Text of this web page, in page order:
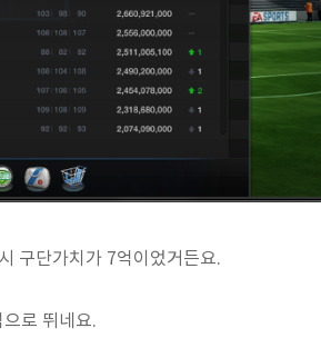
구단가치가 7억이었거든요.
로 뛰네요.